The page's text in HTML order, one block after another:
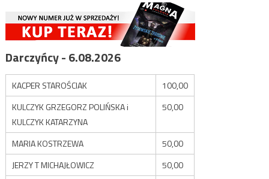
Darczyńcy - 6.08.2026
KACPER STAROŚCIAK
100,00
KULCZYK GRZEGORZ POLIŃSKA i
KULCZYK KATARZYNA
50,00
MARIA KOSTRZEWA
50,00
JERZY T MICHAJŁOWICZ
50,00